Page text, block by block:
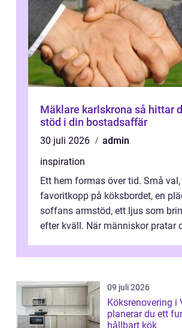
Mäklare karlskrona så hittar du rätt
stöd i din bostadsaffär
30 juli 2026
admin
inspiration
Ett hem formas över tid. Små val,
favoritkopp på köksbordet, en
soffans armstöd, ett ljus som
efter kväll. När människor pratar
fä...
09 juli 2026
Köksrenovering i
planerar du ett
hållbart kök